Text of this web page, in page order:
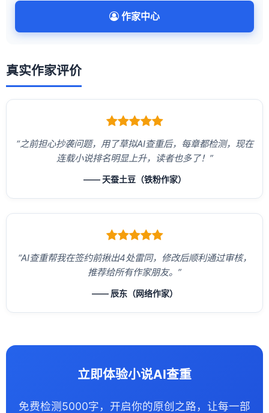
作家中心
真实作家评价
“之前担心抄袭问题，用了草拟AI查重后，每章都检测，现在
连载小说排名明显上升，读者也多了！”
—— 天蚕土豆（铁粉作家）
“AI查重帮我在签约前揪出4处雷同，修改后顺利通过审核，
推荐给所有作家朋友。”
—— 辰东（网络作家）
立即体验小说AI查重
免费检测5000字，开启你的原创之路，让每一部